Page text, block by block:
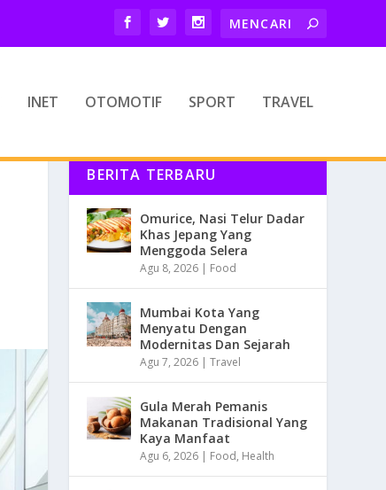
INET OTOMOTIF SPORT TRAVEL
BERITA TERBARU
Omurice, Nasi Telur Dadar
Khas Jepang Yang
Menggoda Selera
Agu 8, 2026 | Food
Mumbai Kota Yang
Menyatu Dengan
Modernitas Dan Sejarah
Agu 7, 2026 |Travel
Gula Merah Pemanis
Makanan Tradisional Yang
Kaya Manfaat
Agu 6, 2026 | Food, Health